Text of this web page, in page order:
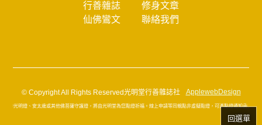
回選單
行善雜誌
修身文章
仙佛鸞文
聯絡我們
© Copyright All Rights Reserved光明堂行善雜誌社 ApplewebDesign
點的光明燈、安太歲或其他佛菩薩守護燈，將由光明堂為您點燈祈福。線上申請等同親點非虛擬點燈，可憑點燈通知函上序